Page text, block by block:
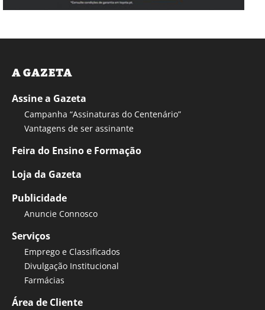
A GAZETA
Assine a Gazeta
Campanha “Assinaturas do Centenário”
Vantagens de ser assinante
Feira do Ensino e Formação
Loja da Gazeta
Publicidade
Anuncie Connosco
Serviços
Emprego e Classificados
Divulgação Institucional
Farmácias
Área de Cliente